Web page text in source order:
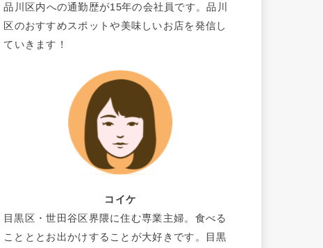
品川区内への通勤歴が15年の会社員です。品川
区のおすすめスポットや美味しいお店を発信し
ていきます！
コイケ
目黒区・世田谷区界隈に住む専業主婦。食べる
ことととお出かけすることが大好きです。目黒